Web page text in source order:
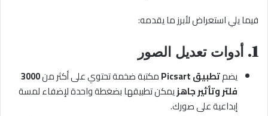
فيما يلي استعراض لأبرز ما يقدمه:
1. أدوات تعديل الصور
يضمتطبيق Picsart مكتبة ضخمة تحتوي على أكثر من3000
فلتر وتأثير جاهزيمكن تطبيقها بضغطة واحدة لإضفاء لمسة
إبداعية على صورك.